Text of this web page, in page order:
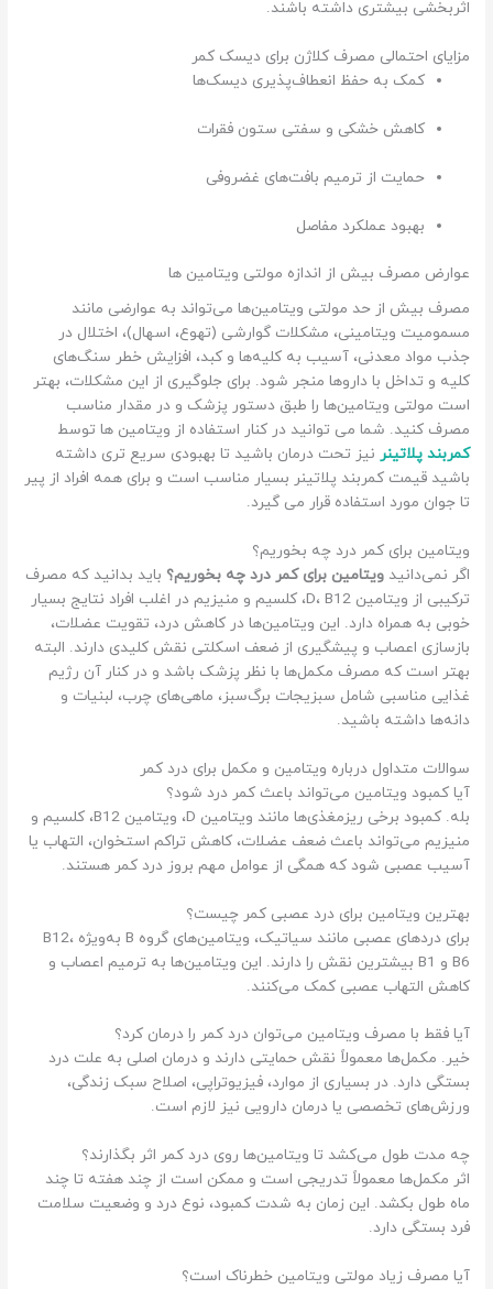
اثربخشی بیشتری داشته باشند.
مزایای احتمالی مصرف کلاژن برای دیسک کمر
کمک به حفظ انعطاف‌پذیری دیسک‌ها
کاهش خشکی و سفتی ستون فقرات
حمایت از ترمیم بافت‌های غضروفی
بهبود عملکرد مفاصل
عوارض مصرف بیش از اندازه مولتی ویتامین ها
مصرف بیش از حد مولتی ویتامین‌ها می‌تواند به عوارضی مانند
مسمومیت ویتامینی، مشکلات گوارشی (تهوع، اسهال)، اختلال در
جذب مواد معدنی، آسیب به کلیه‌ها و کبد، افزایش خطر سنگ‌های
کلیه و تداخل با داروها منجر شود. برای جلوگیری از این مشکلات، بهتر
است مولتی ویتامین‌ها را طبق دستور پزشک و در مقدار مناسب
مصرف کنید. شما می توانید در کنار استفاده از ویتامین ها توسط
کمربند پلاتینر نیز تحت درمان باشید تا بهبودی سریع تری داشته
باشید قیمت کمربند پلاتینر بسیار مناسب است و برای همه افراد از پیر
تا جوان مورد استفاده قرار می گیرد.
ویتامین برای کمر درد چه بخوریم؟
اگر نمی‌دانیدویتامین برای کمر درد چه بخوریم؟ باید بدانید که مصرف
ترکیبی از ویتامین D، B12، کلسیم و منیزیم در اغلب افراد نتایج بسیار
خوبی به همراه دارد. این ویتامین‌ها در کاهش درد، تقویت عضلات،
بازسازی اعصاب و پیشگیری از ضعف اسکلتی نقش کلیدی دارند. البته
بهتر است که مصرف مکمل‌ها با نظر پزشک باشد و در کنار آن رژیم
غذایی مناسبی شامل سبزیجات برگ‌سبز، ماهی‌های چرب، لبنیات و
دانه‌ها داشته باشید.
سوالات متداول درباره ویتامین و مکمل برای درد کمر
آیا کمبود ویتامین می‌تواند باعث کمر درد شود؟
بله. کمبود برخی ریزمغذی‌ها مانند ویتامین D، ویتامین B12، کلسیم و
منیزیم می‌تواند باعث ضعف عضلات، کاهش تراکم استخوان، التهاب یا
آسیب عصبی شود که همگی از عوامل مهم بروز درد کمر هستند.
بهترین ویتامین برای درد عصبی کمر چیست؟
برای دردهای عصبی مانند سیاتیک، ویتامین‌های گروه B به‌ویژه B12،
B6 و B1 بیشترین نقش را دارند. این ویتامین‌ها به ترمیم اعصاب و
کاهش التهاب عصبی کمک می‌کنند.
آیا فقط با مصرف ویتامین می‌توان درد کمر را درمان کرد؟
خیر. مکمل‌ها معمولاً نقش حمایتی دارند و درمان اصلی به علت درد
بستگی دارد. در بسیاری از موارد، فیزیوتراپی، اصلاح سبک زندگی،
ورزش‌های تخصصی یا درمان دارویی نیز لازم است.
چه مدت طول می‌کشد تا ویتامین‌ها روی درد کمر اثر بگذارند؟
اثر مکمل‌ها معمولاً تدریجی است و ممکن است از چند هفته تا چند
ماه طول بکشد. این زمان به شدت کمبود، نوع درد و وضعیت سلامت
فرد بستگی دارد.
آیا مصرف زیاد مولتی ویتامین خطرناک است؟